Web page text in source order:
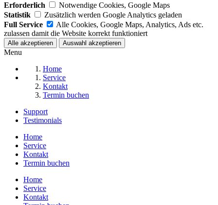
Erforderlich
Notwendige Cookies, Google Maps
Statistik
Zusätzlich werden Google Analytics geladen
Full Service
Alle Cookies, Google Maps, Analytics, Ads etc.
zulassen damit die Website korrekt funktioniert
Menu
Home
Service
Kontakt
Termin buchen
Support
Testimonials
Home
Service
Kontakt
Termin buchen
Home
Service
Kontakt